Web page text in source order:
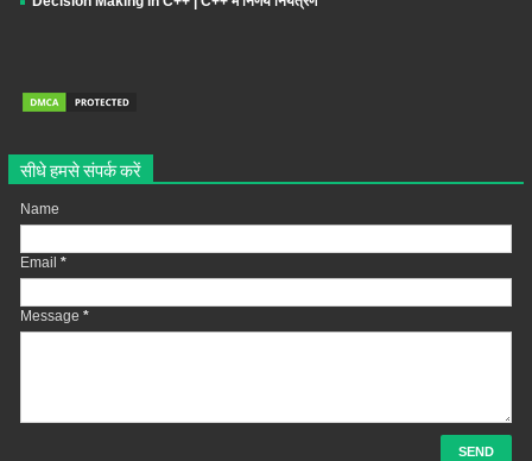
सीधे हमसे संपर्क करें
Name
Email *
Message *